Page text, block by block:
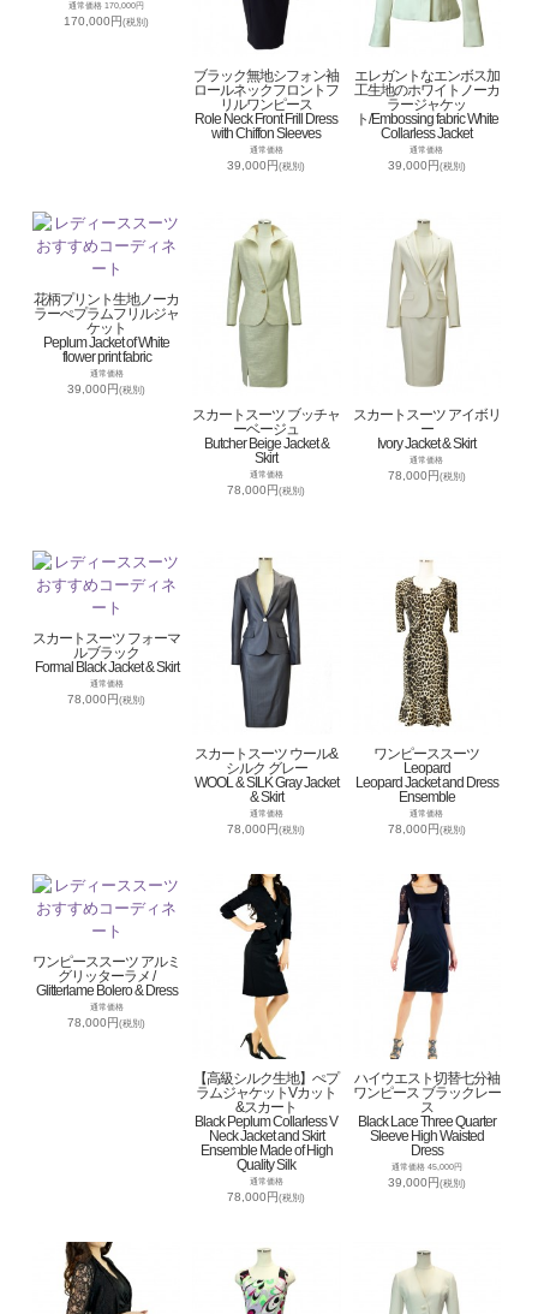
通常価格 170,000円
170,000円(税別)
ブラック無地シフォン袖
ロールネックフロントフ
リルワンピース
Role Neck Front Frill Dress
with Chiffon Sleeves
通常価格
39,000円(税別)
エレガントなエンボス加
工生地のホワイトノーカ
ラージャケッ
ト/Embossing fabric White
Collarless Jacket
通常価格
39,000円 (税別)
花柄プリント生地ノーカ
ラーぺプラムフリルジャ
ケット
Peplum Jacket of White
flower print fabric
通常価格
39,000円(税別)
スカートスーツ ブッチャ
ーベージュ
Butcher Beige Jacket &
Skirt
通常価格
78,000円(税別)
スカートスーツ アイボリ
ー
Ivory Jacket & Skirt
通常価格
78,000円 (税別)
スカートスーツ フォーマ
ルブラック
Formal Black Jacket & Skirt
通常価格
78,000円(税別)
スカートスーツ ウール&
シルク グレー
WOOL & SILK Gray Jacket
& Skirt
通常価格
78,000円(税別)
ワンピーススーツ
Leopard
Leopard Jacket and Dress
Ensemble
通常価格
78,000円 (税別)
ワンピーススーツ アルミ
グリッターラメ /
Glitterlame Bolero & Dress
通常価格
78,000円(税別)
【高級シルク生地】ぺプ
ラムジャケットVカット
&スカート
Black Peplum Collarless V
Neck Jacket and Skirt
Ensemble Made of High
Quality Silk
通常価格
78,000円(税別)
ハイウエスト切替七分袖
ワンピース ブラックレー
ス
Black Lace Three Quarter
Sleeve High Waisted
Dress
通常価格 45,000円
39,000円(税別)